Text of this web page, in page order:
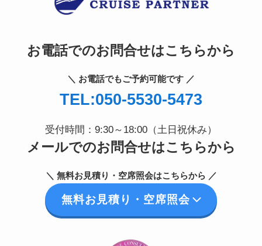
お電話でのお問合せはこちらから
＼ お電話でもご予約可能です ／
TEL:050-5530-5473
受付時間：9:30～18:00（土日祝休み）
メールでのお問合せはこちらから
＼ 無料お見積り・空席照会はこちらから ／
無料お見積り・空席照会